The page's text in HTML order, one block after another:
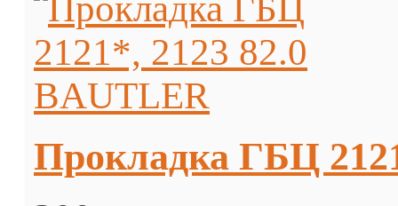
Прокладка ГБЦ